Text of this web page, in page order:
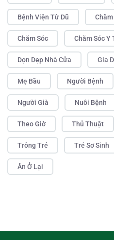
Bệnh Viện Từ Dũ
Chăm Sóc Chăm Sóc Y
Dọn Dẹp Nhà Cửa Gia
Mẹ Bầu Người Bệnh
Người Già Nuôi Bệnh
Theo Giờ Thủ Thuật
Trông Trẻ Trẻ Sơ Sinh
Ăn Ở Lại